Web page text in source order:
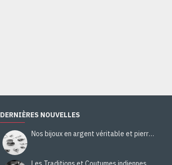
DERNIÈRES NOUVELLES
Nos bijoux en argent véritable et pierres naturelles